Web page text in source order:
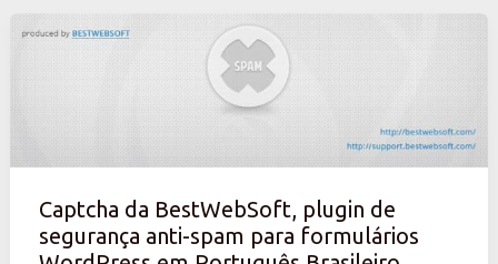
Captcha da BestWebSoft, plugin de
segurança anti-spam para formulários
Captcha
plugin
anti-
spam